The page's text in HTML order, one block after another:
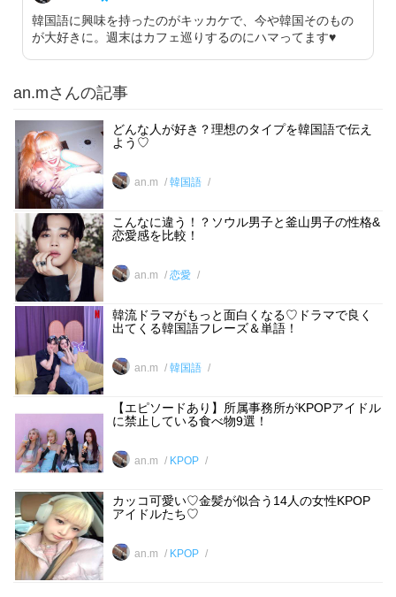
韓国語に興味を持ったのがキッカケで、今や韓国そのもの
が大好きに。週末はカフェ巡りするのにハマってます♥︎
an.mさんの記事
どんな人が好き？理想のタイプを韓国語で伝え
よう♡
an.m 韓国語
こんなに違う！？ソウル男子と釜山男子の性格&
恋愛感を比較！
an.m 恋愛
韓流ドラマがもっと面白くなる♡ドラマで良く
出てくる韓国語フレーズ＆単語！
an.m 韓国語
【エピソードあり】所属事務所がKPOPアイドル
に禁止している食べ物9選！
an.m KPOP
カッコ可愛い♡金髪が似合う14人の女性KPOP
アイドルたち♡
an.m KPOP